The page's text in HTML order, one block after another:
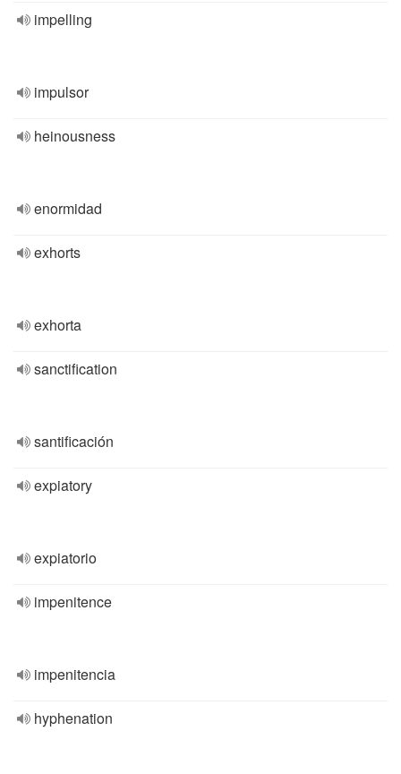
impelling
impulsor
heinousness
enormidad
exhorts
exhorta
sanctification
santificación
expiatory
expiatorio
impenitence
impenitencia
hyphenation